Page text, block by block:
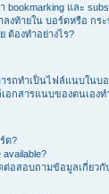
bookmarking และ
งท้ายใน บอร์ดหรือ กระ
ต้องทำอย่างไร?
รถทำเป็นไฟล์แนบในบ
อกสารแนบของตนเองท
ด?
available?
ต่อสอบถามข้อมูลเกี่ยวกั